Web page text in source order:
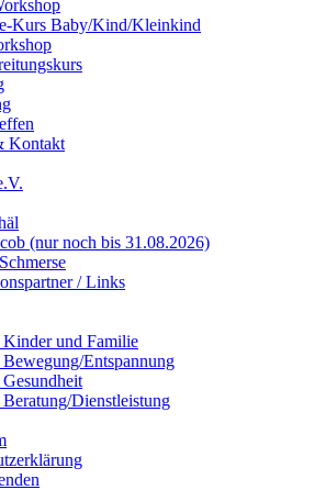
Kurs Baby/Kind/Kleinkind
Kontakt
(nur noch bis 31.08.2026)
/ Links
und Familie
Entspannung
Dienstleistung